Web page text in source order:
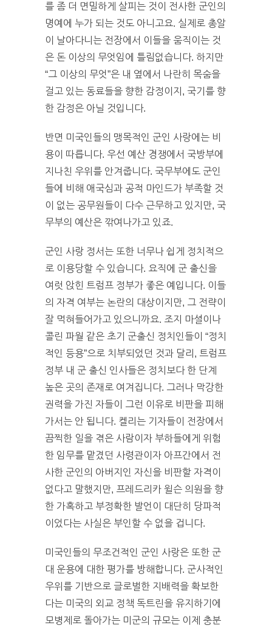
를 좀 더 면밀하게 살피는 것이 전사한 군인의
명예에 누가 되는 것도 아니고요. 실제로 총알
이 날아다니는 전장에서 이들을 움직이는 것
은 돈 이상의 무엇임에 틀림없습니다. 하지만
“그 이상의 무엇”은 내 옆에서 나란히 목숨을
걸고 있는 동료들을 향한 감정이지, 국기를 향
한 감정은 아닐 것입니다.
반면 미국인들의 맹목적인 군인 사랑에는 비
용이 따릅니다. 우선 예산 경쟁에서 국방부에
지나친 우위를 안겨줍니다. 국무부에도 군인
들에 비해 애국심과 공적 마인드가 부족할 것
이 없는 공무원들이 다수 근무하고 있지만, 국
무부의 예산은 깎여나가고 있죠.
군인 사랑 정서는 또한 너무나 쉽게 정치적으
로 이용당할 수 있습니다. 요직에 군 출신을
여럿 앉힌 트럼프 정부가 좋은 예입니다. 이들
의 자격 여부는 논란의 대상이지만, 그 전략이
잘 먹혀들어가고 있으니까요. 조지 마셜이나
콜린 파월 같은 초기 군출신 정치인들이 “정치
적인 등용”으로 치부되었던 것과 달리, 트럼프
정부 내 군 출신 인사들은 정치보다 한 단계
높은 곳의 존재로 여겨집니다. 그러나 막강한
권력을 가진 자들이 그런 이유로 비판을 피해
가서는 안 됩니다. 켈리는 기자들이 전장에서
끔찍한 일을 겪은 사람이자 부하들에게 위험
한 임무를 맡겼던 사령관이자 아프간에서 전
사한 군인의 아버지인 자신을 비판할 자격이
없다고 말했지만, 프레드리카 윌슨 의원을 향
한 가혹하고 부정확한 발언이 대단히 당파적
이었다는 사실은 부인할 수 없을 겁니다.
미국인들의 무조건적인 군인 사랑은 또한 군
대 운용에 대한 평가를 방해합니다. 군사적인
우위를 기반으로 글로벌한 지배력을 확보한
다는 미국의 외교 정책 독트린을 유지하기에
모병제로 돌아가는 미군의 규모는 이제 충분